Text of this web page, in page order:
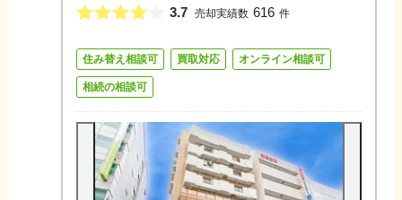
3.7 売却実績数 616 件
住み替え相談可 買取対応 オンライン相談可
相続の相談可